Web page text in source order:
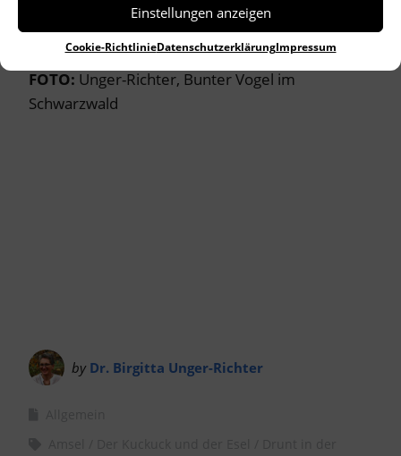
Einstellungen anzeigen
Cookie-RichtlinieDatenschutzerklärungImpressum
Thomas Percy an – Pop und Volkslied sind doch
enger miteinander verwandt als gedacht….
FOTO: Unger-Richter, Bunter Vogel im
Schwarzwald
by Dr. Birgitta Unger-Richter